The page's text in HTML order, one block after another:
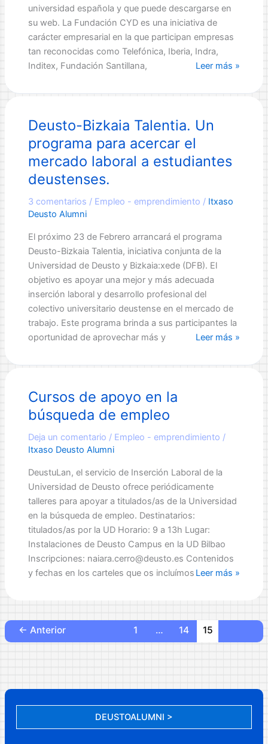
DEUSTOALUMNI >
universidad española y que puede descargarse en
su web. La Fundación CYD es una iniciativa de
carácter empresarial en la que participan empresas
tan reconocidas como Telefónica, Iberia, Indra,
Inditex, Fundación Santillana,
La
revaloriza
labor
Servicios
universitarios
CYD
2010)
Leer más »
Deusto-Bizkaia Talentia. Un
programa para acercar el
mercado laboral a estudiantes
deustenses.
3 comentarios / Empleo - emprendimiento / Itxaso
Deusto Alumni
El próximo 23 de Febrero arrancará el programa
Deusto-Bizkaia Talentia, iniciativa conjunta de la
Universidad de Deusto y Bizkaia:xede (DFB). El
objetivo es apoyar una mejor y más adecuada
inserción laboral y desarrollo profesional del
colectivo universitario deustense en el mercado de
trabajo. Este programa brinda a sus participantes la
oportunidad de aprovechar más y
Deusto-
Talentia.
el
Leer más »
Cursos de apoyo en la
búsqueda de empleo
Deja un comentario / Empleo - emprendimiento /
Itxaso Deusto Alumni
DeustuLan, el servicio de Inserción Laboral de la
Universidad de Deusto ofrece periódicamente
talleres para apoyar a titulados/as de la Universidad
en la búsqueda de empleo. Destinatarios:
titulados/as por la UD Horario: 9 a 13h Lugar:
Instalaciones de Deusto Campus en la UD Bilbao
Inscripciones: naiara.cerro@deusto.es Contenidos
y fechas en los carteles que os incluímos Cursos
apoyo
en
búsqueda
de
empleo
Leer más »
← Anterior 1 … 14 15